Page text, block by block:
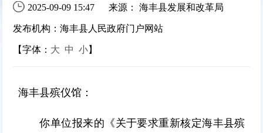
2025-09-09 15:47 来源： 海丰县发展和改革局
发布机构：海丰县人民政府门户网站
【字体： 大 中 小】
海丰县殡仪馆：
你单位报来的《关于要求重新核定海丰县殡